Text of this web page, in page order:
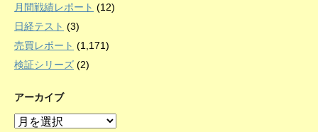
月間戦績レポート (12)
日経テスト (3)
売買レポート (1,171)
検証シリーズ (2)
アーカイブ
ア